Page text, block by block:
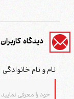
دیدگاه کاربران
نام و نام خانوادگی